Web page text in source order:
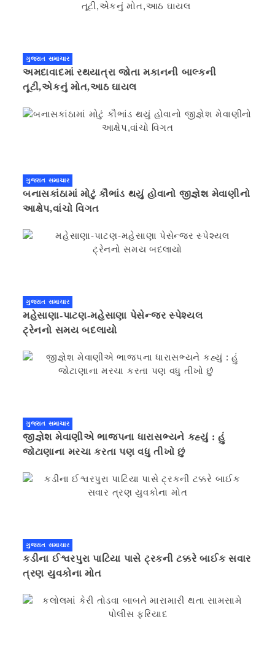
ગુજરાત સમાચાર
અમદાવાદમાં રથયાત્રા જોતા મકાનની બાલ્કની
તૂટી,એકનું મોત,આઠ ઘાયલ
ગુજરાત સમાચાર
બનાસકાંઠામાં મોટું કૌભાંડ થયું હોવાનો જીજ્ઞેશ મેવાણીનો
આક્ષેપ,વાંચો વિગત
ગુજરાત સમાચાર
મહેસાણા-પાટણ-મહેસાણા પેસેન્જર સ્પેશ્યલ
ટ્રેનનો સમય બદલાયો
ગુજરાત સમાચાર
જીજ્ઞેશ મેવાણીએ ભાજપના ધારાસભ્યને કહ્યું : હું
જોટાણાના મરચા કરતા પણ વધુ તીખો છું
ગુજરાત સમાચાર
કડીના ઈશ્વરપુરા પાટિયા પાસે ટ્રકની ટક્કરે બાઈક સવાર
ત્રણ યુવકોના મોત